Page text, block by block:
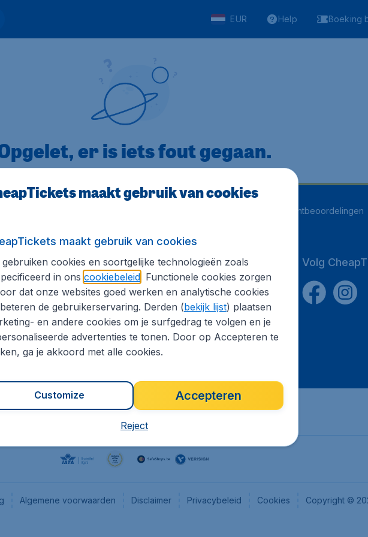
EUR Help Boeking
er is iets fout gegaan.
klantbeoordelingen
informatie
Internationale sites
Flugladen.de
CheapTickets.ch
CheapTickets.nl
CheapTickets.sg
Volg
Algemene voorwaarden Disclaimer Privacybeleid Cookies Copyright ©
maakt gebruik van cookies
maakt gebruik van cookies
gebruiken cookies en soortgelijke technologieën zoals
in ons cookiebeleid. Functionele cookies zorgen
dat onze websites goed werken en analytische cookies
de gebruikerservaring. Derden (bekijk lijst) plaatsen
en andere cookies om je surfgedrag te volgen en je
advertenties te tonen. Door op Accepteren te
ga je akkoord met alle cookies.
Accepteren
Customize
Reject